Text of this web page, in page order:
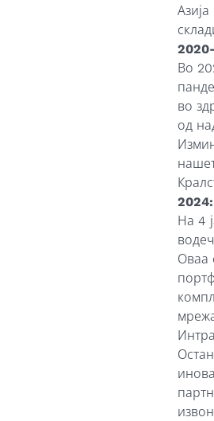
Во
во
од
На 4
Оваа